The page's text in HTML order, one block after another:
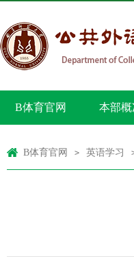
B体育官网 本部概
B体育官网 > 英语学习